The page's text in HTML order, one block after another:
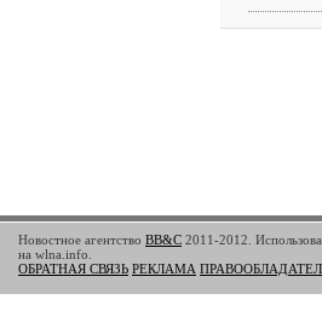
Новостное агентство BB&C 2011-2012.
на wlna.info.
ОБРАТНАЯ СВЯЗЬ РЕКЛАМА